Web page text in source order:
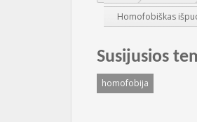
Homofobiškas
Susijusios
homofobija